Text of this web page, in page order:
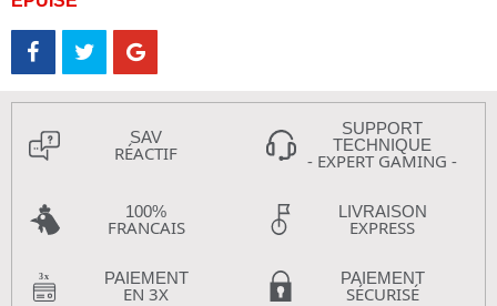
SAV
RÉACTIF
SUPPORT
TECHNIQUE
- EXPERT GAMING -
100%
FRANCAIS
LIVRAISON
EXPRESS
PAIEMENT
EN 3X
PAIEMENT
SÉCURISÉ